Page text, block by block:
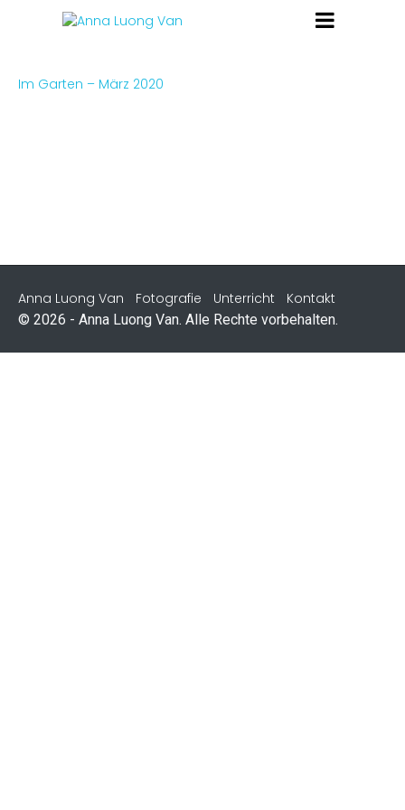
Im Garten – März 2020
Anna Luong Van Fotografie Unterricht Kontakt
© 2026 - Anna Luong Van. Alle Rechte vorbehalten.